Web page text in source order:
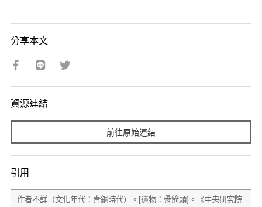
分享本文
資源連結
前往原始連結
引用